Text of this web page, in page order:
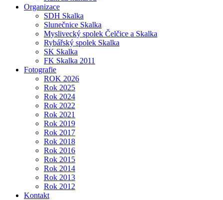
Organizace
SDH Skalka
Slunečnice Skalka
Myslivecký spolek Čelčice a Skalka
Rybářský spolek Skalka
SK Skalka
FK Skalka 2011
Fotografie
ROK 2026
Rok 2025
Rok 2024
Rok 2022
Rok 2021
Rok 2019
Rok 2017
Rok 2018
Rok 2016
Rok 2015
Rok 2014
Rok 2013
Rok 2012
Kontakt